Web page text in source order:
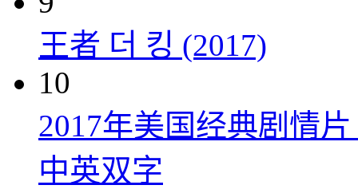
王者 더 킹 (2017)
10
2017年美国经典剧情
中英双字